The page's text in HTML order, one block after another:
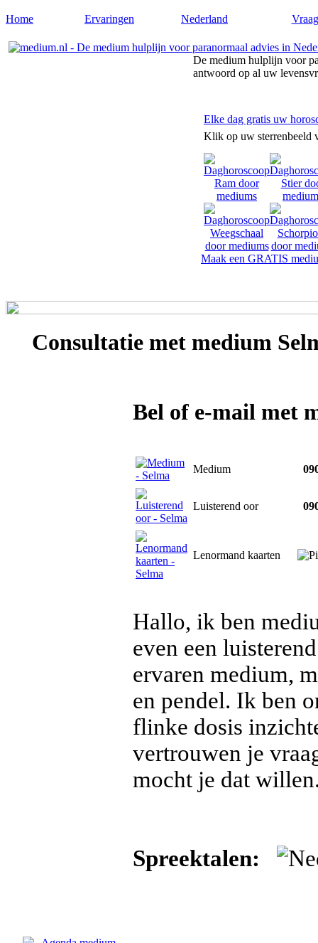
Home Ervaringen Nederland
De medium hulplijn voor
antwoord op al uw
Elke dag gratis uw
Klik op uw sterrenbeeld
Maak een GRATIS
Consultatie met medium
Bel of e-mail met
Medium
Luisterend oor
Lenormand kaarten
Hallo, ik ben
even een
ervaren medium,
en pendel. Ik ben
flinke dosis
vertrouwen je
mocht je dat
Spreektalen: